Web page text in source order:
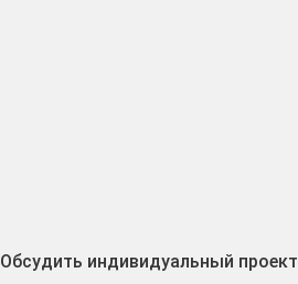
Обсудить индивидуальный проект